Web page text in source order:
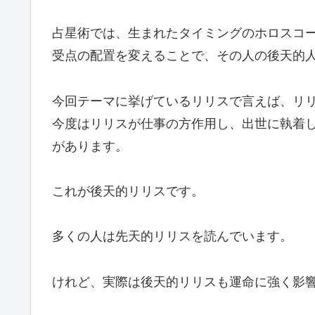
占星術では、生まれたタイミングのホロスコ
受点の配置を変えることで、その人の後天的
今回テーマに挙げているリリスで言えば、リ
今度はリリスが仕事の方作用し、出世に執着
があります。
これが後天的リリスです。
多くの人は先天的リリスを読んでいます。
けれど、実際は後天的リリスも運命に強く影